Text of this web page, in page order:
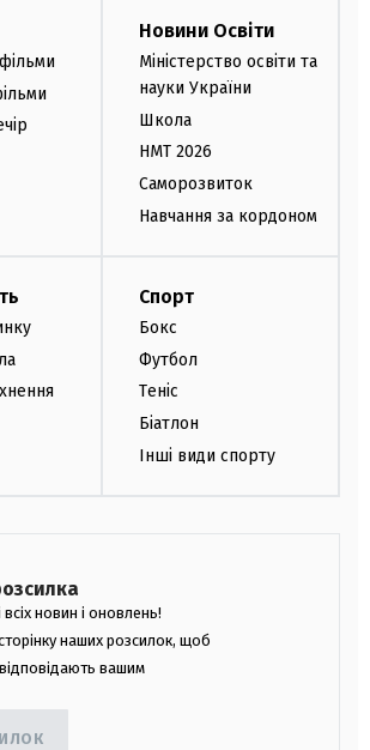
Новини Освіти
Міністерство освіти та
науки України
Школа
НМТ 2026
Саморозвиток
Навчання за кордоном
Спорт
Бокс
Футбол
Теніс
Біатлон
Інші види спорту
всіх новин і оновлень!
наших розсилок, щоб
вашим